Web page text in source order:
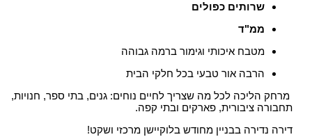
שרותים כפולים
ממ"ד
מטבח איכותי וגימור ברמה גבוהה
הרבה אור טבעי בכל חלקי הבית
מרחק הליכה לכל מה שצריך לחיים נוחים: גנים, בתי ספר, חנויות,
תחבורה ציבורית, פארקים ובתי קפה.
דירה נדירה בבניין מחודש בלוקיישן מרכזי ושקט!